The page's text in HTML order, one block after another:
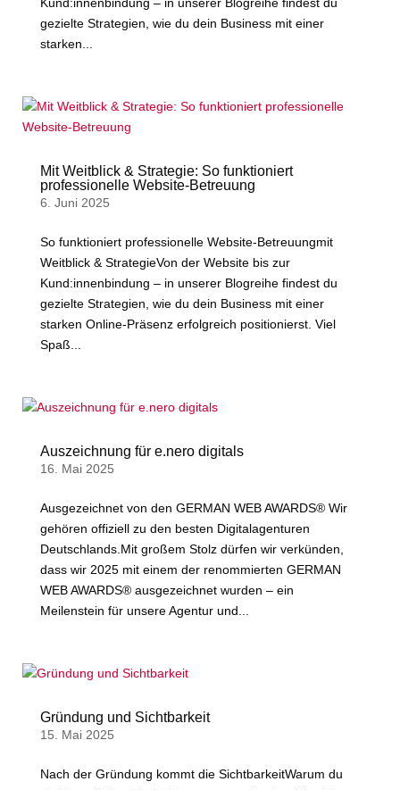
gezielte Strategien, wie du dein Business mit einer
starken...
Mit Weitblick & Strategie: So funktioniert
professionelle Website-Betreuung
6. Juni 2025
So funktioniert profes­sionelle Website-Betreuungmit
Weitblick & StrategieVon der Website bis zur
Kund:innenbindung – in unserer Blogreihe findest du
gezielte Strategien, wie du dein Business mit einer
starken Online-Präsenz erfolgreich positionierst. Viel
Spaß...
Auszeichnung für e.nero digitals
16. Mai 2025
Ausgezeichnet von den GERMAN WEB AWARDS® Wir
gehören offiziell zu den besten Digitalagenturen
Deutschlands.Mit großem Stolz dürfen wir verkünden,
dass wir 2025 mit einem der renommierten GERMAN
WEB AWARDS® ausgezeichnet wurden – ein
Meilenstein für unsere Agentur und...
Gründung und Sichtbarkeit
15. Mai 2025
Nach der Gründung kommt die SichtbarkeitWarum du